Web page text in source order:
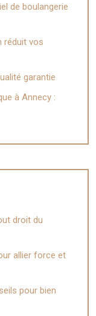
de boulangerie
réduit vos
garantie
à Annecy :
droit du
allier force et
pour bien